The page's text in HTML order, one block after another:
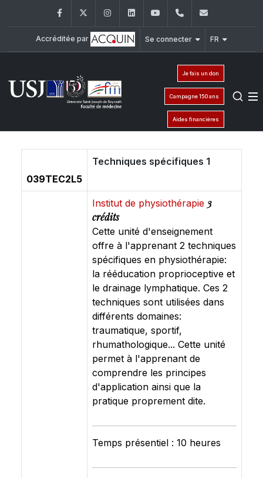
FacebookTwitter InstagramLinkedInYouTube+961 (1) 421 235
Accréditée par Se connecter FR
Je fais un don
Campagne 150 ans
Aides financières
039TEC2L5
Techniques spécifiques 1
Institut de physiothérapie 3
crédits
Cette unité d'enseignement
offre à l'apprenant 2 techniques
spécifiques en physiothérapie:
la rééducation proprioceptive et
le drainage lymphatique. Ces 2
techniques sont utilisées dans
différents domaines:
traumatique, sportif,
rhumathologique... Cette unité
permet à l'apprenant de
comprendre les principes
d'application ainsi que la
pratique proprement dite.
Temps présentiel : 10 heures